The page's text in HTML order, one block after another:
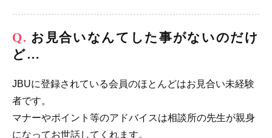
お見合いなんてした事がないのだけ
ど…
JBUに登録されている会員のほとんどはお見合い未経験
者です。
マナーやポイント等のアドバイスは相談所の先生が親身
になってお世話してくれます。